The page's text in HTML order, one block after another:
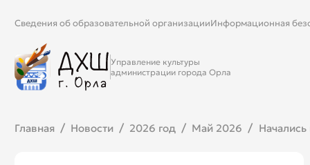
Сведения об образовательной организацииИнформационная
Управление культуры
администрации города Орла
Главная Новости 2026 год Май 2026